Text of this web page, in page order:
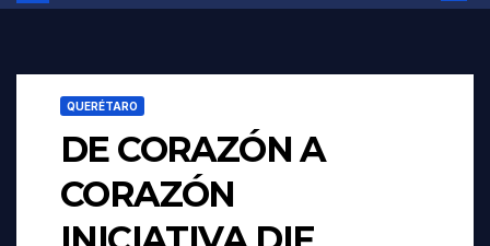
QUERÉTARO
DE CORAZÓN A
CORAZÓN